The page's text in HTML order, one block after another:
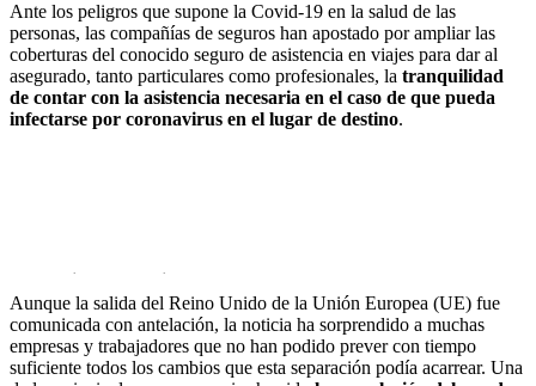
Ante los peligros que supone la Covid-19 en la salud de las
personas, las compañías de seguros han apostado por ampliar las
coberturas del conocido seguro de asistencia en viajes para dar al
asegurado, tanto particulares como profesionales, la tranquilidad
de contar con la asistencia necesaria en el caso de que pueda
infectarse por coronavirus en el lugar de destino.
El Brexit, otro motivo para contratar este seguro
Aunque la salida del Reino Unido de la Unión Europea (UE) fue
comunicada con antelación, la noticia ha sorprendido a muchas
empresas y trabajadores que no han podido prever con tiempo
suficiente todos los cambios que esta separación podía acarrear. Una